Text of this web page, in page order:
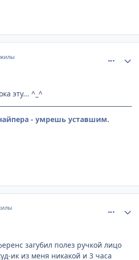
эту... ^_^
- умрешь уставшим.
загубил полез ручкой лицо
ик из меня никакой и 3 часа